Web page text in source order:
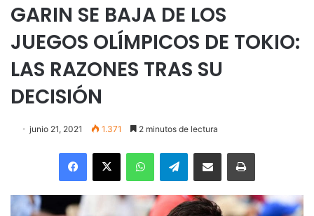
GARIN SE BAJA DE LOS
JUEGOS OLÍMPICOS DE TOKIO:
LAS RAZONES TRAS SU
DECISIÓN
junio 21, 2021 1.371 2 minutos de lectura
Facebook
X WhatsAppTelegramEnviar vía email Imprimir